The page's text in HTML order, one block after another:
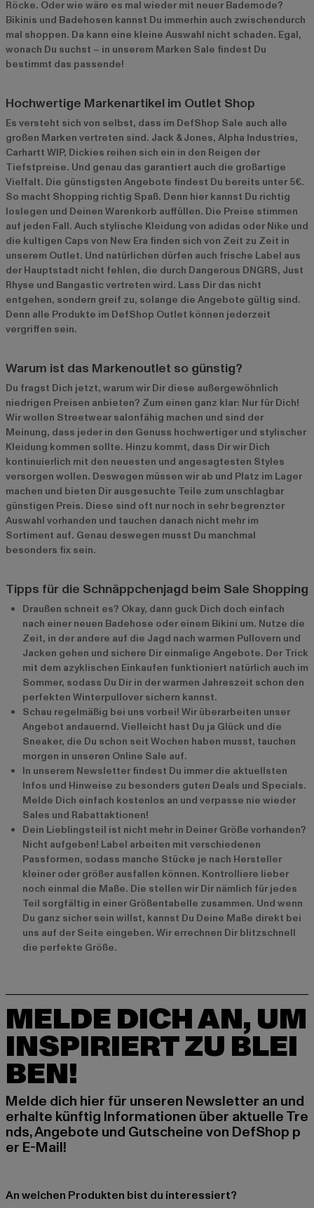
Röcke. Oder wie wäre es mal wieder mit neuer Bademode?
Bikinis und Badehosen kannst Du immerhin auch zwischendurch
mal shoppen. Da kann eine kleine Auswahl nicht schaden. Egal,
wonach Du suchst – in unserem Marken Sale findest Du
bestimmt das passende!
Hochwertige Markenartikel im Outlet Shop
Es versteht sich von selbst, dass im DefShop Sale auch alle
großen Marken vertreten sind. Jack & Jones, Alpha Industries,
Carhartt WIP, Dickies reihen sich ein in den Reigen der
Tiefstpreise. Und genau das garantiert auch die großartige
Vielfalt. Die günstigsten Angebote findest Du bereits unter 5€.
So macht Shopping richtig Spaß. Denn hier kannst Du richtig
loslegen und Deinen Warenkorb auffüllen. Die Preise stimmen
auf jeden Fall. Auch stylische Kleidung von adidas oder Nike und
die kultigen Caps von New Era finden sich von Zeit zu Zeit in
unserem Outlet. Und natürlichen dürfen auch frische Label aus
der Hauptstadt nicht fehlen, die durch Dangerous DNGRS, Just
Rhyse und Bangastic vertreten wird. Lass Dir das nicht
entgehen, sondern greif zu, solange die Angebote gültig sind.
Denn alle Produkte im DefShop Outlet können jederzeit
vergriffen sein.
Warum ist das Markenoutlet so günstig?
Du fragst Dich jetzt, warum wir Dir diese außergewöhnlich
niedrigen Preisen anbieten? Zum einen ganz klar: Nur für Dich!
Wir wollen Streetwear salonfähig machen und sind der
Meinung, dass jeder in den Genuss hochwertiger und stylischer
Kleidung kommen sollte. Hinzu kommt, dass Dir wir Dich
kontinuierlich mit den neuesten und angesagtesten Styles
versorgen wollen. Deswegen müssen wir ab und Platz im Lager
machen und bieten Dir ausgesuchte Teile zum unschlagbar
günstigen Preis. Diese sind oft nur noch in sehr begrenzter
Auswahl vorhanden und tauchen danach nicht mehr im
Sortiment auf. Genau deswegen musst Du manchmal
besonders fix sein.
Tipps für die Schnäppchenjagd beim Sale Shopping
Draußen schneit es? Okay, dann guck Dich doch einfach
nach einer neuen Badehose oder einem Bikini um. Nutze die
Zeit, in der andere auf die Jagd nach warmen Pullovern und
Jacken gehen und sichere Dir einmalige Angebote. Der Trick
mit dem azyklischen Einkaufen funktioniert natürlich auch im
Sommer, sodass Du Dir in der warmen Jahreszeit schon den
perfekten Winterpullover sichern kannst.
Schau regelmäßig bei uns vorbei! Wir überarbeiten unser
Angebot andauernd. Vielleicht hast Du ja Glück und die
Sneaker, die Du schon seit Wochen haben musst, tauchen
morgen in unseren Online Sale auf.
In unserem Newsletter findest Du immer die aktuellsten
Infos und Hinweise zu besonders guten Deals und Specials.
Melde Dich einfach kostenlos an und verpasse nie wieder
Sales und Rabattaktionen!
Dein Lieblingsteil ist nicht mehr in Deiner Größe vorhanden?
Nicht aufgeben! Label arbeiten mit verschiedenen
Passformen, sodass manche Stücke je nach Hersteller
kleiner oder größer ausfallen können. Kontrolliere lieber
noch einmal die Maße. Die stellen wir Dir nämlich für jedes
Teil sorgfältig in einer Größentabelle zusammen. Und wenn
Du ganz sicher sein willst, kannst Du Deine Maße direkt bei
uns auf der Seite eingeben. Wir errechnen Dir blitzschnell
die perfekte Größe.
MELDE DICH AN, UM
INSPIRIERT ZU BLEI
BEN!
Melde dich hier für unseren Newsletter an und
erhalte künftig Informationen über aktuelle Tre
nds, Angebote und Gutscheine von DefShop p
er E-Mail!
An welchen Produkten bist du interessiert?